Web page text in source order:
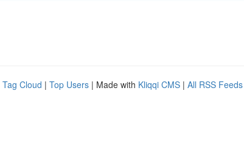
Tag Cloud | Top Users | Made with Kliqqi CMS | All RSS Feeds